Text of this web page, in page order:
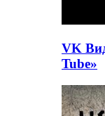
VK
Tube»